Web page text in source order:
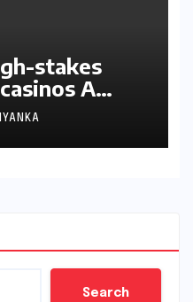
stakes
A
Search